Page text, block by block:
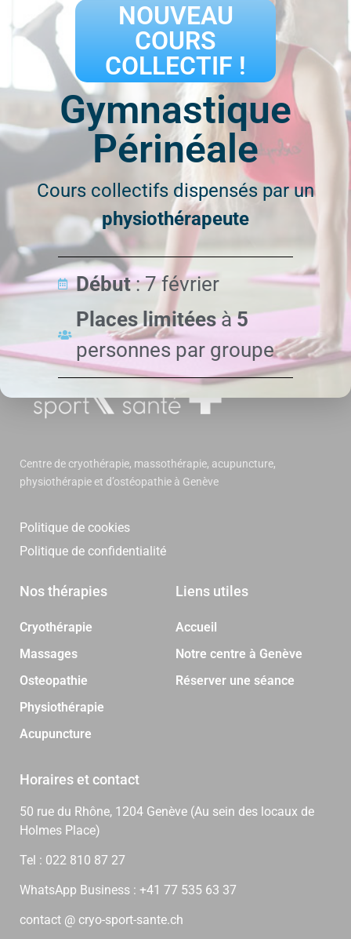
Ils ont testé et approuvé
CryoSport Santé
Des questions sur nos thérapies ?
Contactez-nous au +41 77 535 63 37 !
Centre de cryothérapie, massothérapie, acupuncture,
physiothérapie et d’ostéopathie à Genève
Politique de cookies
Politique de confidentialité
Nos thérapies
Cryothérapie
Massages
Osteopathie
Physiothérapie
Acupuncture
Liens utiles
Accueil
Notre centre à Genève
Réserver une séance
Horaires et contact
50 rue du Rhône, 1204 Genève (Au sein des locaux de
Holmes Place)
Tel : 022 810 87 27
WhatsApp Business : +41 77 535 63 37
contact @ cryo-sport-sante.ch
NOUVEAU
COURS
COLLECTIF !
Gymnastique
Périnéale
Cours collectifs dispensés par un
physiothérapeute
Début: 7 février
Places limitéesà5
personnes par groupe